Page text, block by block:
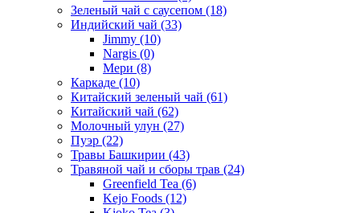
Зеленый чай с саусепом (18)
Индийский чай (33)
Jimmy (10)
Nargis (0)
Мери (8)
Каркаде (10)
Китайский зеленый чай (61)
Китайский чай (62)
Молочный улун (27)
Пуэр (22)
Травы Башкирии (43)
Травяной чай и сборы трав (24)
Greenfield Tea (6)
Kejo Foods (12)